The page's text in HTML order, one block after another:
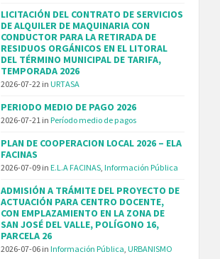
LICITACIÓN DEL CONTRATO DE SERVICIOS
DE ALQUILER DE MAQUINARIA CON
CONDUCTOR PARA LA RETIRADA DE
RESIDUOS ORGÁNICOS EN EL LITORAL
DEL TÉRMINO MUNICIPAL DE TARIFA,
TEMPORADA 2026
2026-07-22 inURTASA
PERIODO MEDIO DE PAGO 2026
2026-07-21 inPeríodo medio de pagos
PLAN DE COOPERACION LOCAL 2026 – ELA
FACINAS
2026-07-09 inE.L.A FACINAS ,Información Pública
ADMISIÓN A TRÁMITE DEL PROYECTO DE
ACTUACIÓN PARA CENTRO DOCENTE,
CON EMPLAZAMIENTO EN LA ZONA DE
SAN JOSÉ DEL VALLE, POLÍGONO 16,
PARCELA 26
2026-07-06 inInformación Pública ,URBANISMO